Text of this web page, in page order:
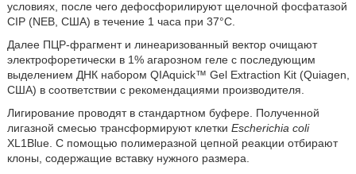
условиях, после чего дефосфорилируют щелочной фосфатазой
CIP (NEB, США) в течение 1 часа при 37°C.
Далее ПЦР-фрагмент и линеаризованный вектор очищают
электрофоретически в 1% агарозном геле с последующим
выделением ДНК набором QIAquick™ Gel Extraction Kit (Quiagen,
США) в соответствии с рекомендациями производителя.
Лигирование проводят в стандартном буфере. Полученной
лигазной смесью трансформируют клетки Escherichia coli
XL1Blue. С помощью полимеразной цепной реакции отбирают
клоны, содержащие вставку нужного размера.